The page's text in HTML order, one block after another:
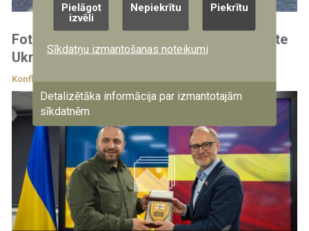
Foto: aizsardzības ministra A. Sprūda vizīte
Ukrainā
Konfliktu zonas
Pielāgot
izvēli
Nepiekrītu Piekrītu
Sīkdatņu izmantošanas noteikumi
Detalizētāka informācija par izmantotajām
sīkdatnēm